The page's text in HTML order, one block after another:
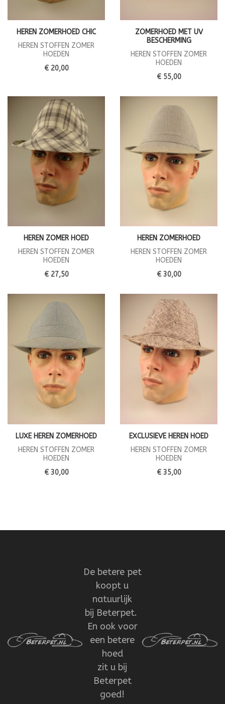
HEREN ZOMERHOED CHIC
HEREN STOFFEN ZOMER
HOEDEN
€ 20,00
ZOMERHOED MET UV
BESCHERMING
HEREN STOFFEN ZOMER
HOEDEN
€ 55,00
HEREN ZOMER HOED
HEREN STOFFEN ZOMER
HOEDEN
€ 27,50
HEREN ZOMERHOED
HEREN STOFFEN ZOMER
HOEDEN
€ 30,00
LUXE HEREN ZOMERHOED
HEREN STOFFEN ZOMER
HOEDEN
€ 30,00
EXCLUSIEVE HEREN HOED
HEREN STOFFEN ZOMER
HOEDEN
€ 35,00
De betere pet
koopt u
natuurlijk
bij Beterpet.
En ook voor
een betere
hoed
zit u bij
Beterpet
goed!